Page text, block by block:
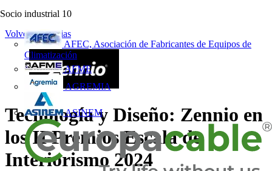
Socio industrial 10
AFEC, Asociación de Fabricantes de Equipos de
Climatización
AFME
AGREMIA
ASINEM
Volver a Noticias
Tecnología y Diseño: Zennio en
los II Premios Escala de
Interiorismo 2024